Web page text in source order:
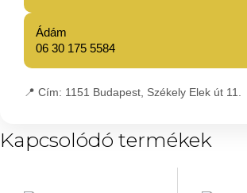
Ádám
06 30 175 5584
📍 Cím: 1151 Budapest, Székely Elek út 11.
Kapcsolódó termékek